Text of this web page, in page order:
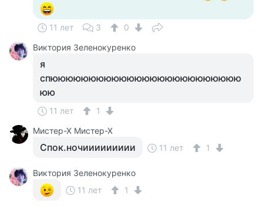
11 лет 3
0
Виктория Зеленокуренко
я
спююююююююююююююююююююююююю
юю
11 лет
1
Мистер-Х Мистер-Х
Спок.ночиииииииии 11 лет 1
Виктория Зеленокуренко
11 лет
1